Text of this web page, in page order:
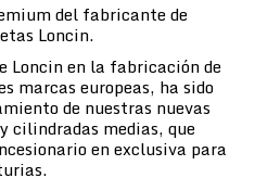
del fabricante de
Loncin.
Loncin en la fabricación de
marcas europeas, ha sido
de nuestras nuevas
cilindradas medias, que
en exclusiva para